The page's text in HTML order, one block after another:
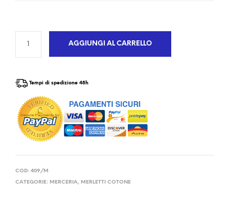
AGGIUNGI AL CARRELLO
Tempi di spedizione 48h
COD: 409/M
CATEGORIE: MERCERIA, MERLETTI COTONE